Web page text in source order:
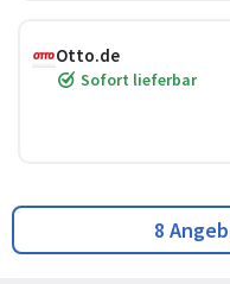
Otto.de
Sofort lieferbar
8